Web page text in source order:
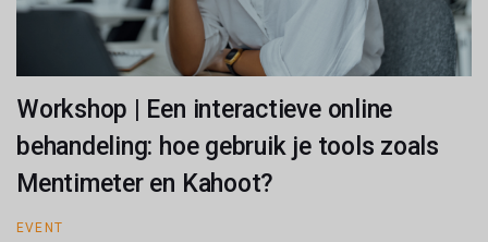
Workshop | Een interactieve online
behandeling: hoe gebruik je tools zoals
Mentimeter en Kahoot?
EVENT